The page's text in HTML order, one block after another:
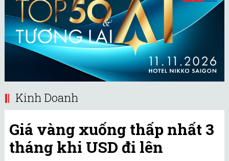
Kinh Doanh
Giá vàng xuống thấp nhất 3
tháng khi USD đi lên